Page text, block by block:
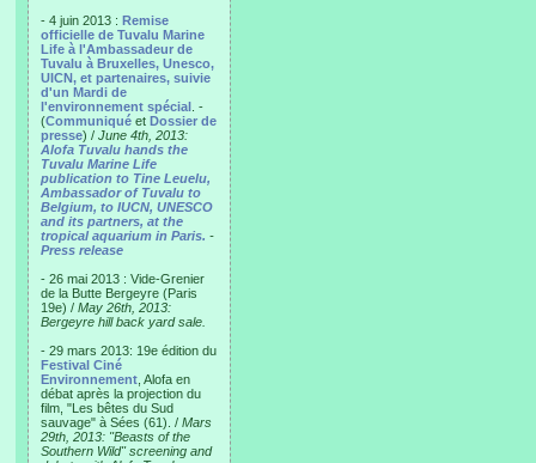
- 4 juin 2013 : Remise
officielle de Tuvalu Marine
Life à l'Ambassadeur de
Tuvalu à Bruxelles, Unesco,
UICN, et partenaires, suivie
d'un Mardi de
l'environnement spécial . -
(Communiqué et Dossier de
presse) / June 4th, 2013:
Alofa Tuvalu hands the
Tuvalu Marine Life
publication to Tine Leuelu,
Ambassador of Tuvalu to
Belgium, to IUCN, UNESCO
and its partners, at the
tropical aquarium in Paris. -
Press release
- 26 mai 2013 : Vide-Grenier
de la Butte Bergeyre (Paris
19e) / May 26th, 2013:
Bergeyre hill back yard sale.
- 29 mars 2013: 19e édition du
Festival Ciné
Environnement , Alofa en
débat après la projection du
film, "Les bêtes du Sud
sauvage" à Sées (61). / Mars
29th, 2013: "Beasts of the
Southern Wild" screening and